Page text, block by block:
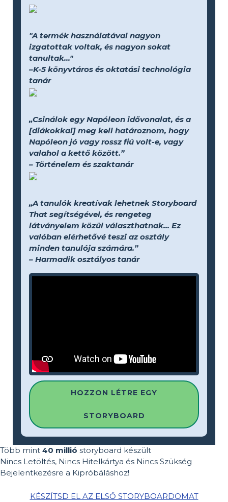
"A termék használatával nagyon
izgatottak voltak, és nagyon sokat
tanultak..."
–K-5 könyvtáros és oktatási technológia
tanár
„Csinálok egy Napóleon idővonalat, és a
[diákokkal] meg kell határoznom, hogy
Napóleon jó vagy rossz fiú volt-e, vagy
valahol a kettő között.”
– Történelem és szaktanár
„A tanulók kreatívak lehetnek Storyboard
That segítségével, és rengeteg
látványelem közül választhatnak... Ez
valóban elérhetővé teszi az osztály
minden tanulója számára.”
– Harmadik osztályos tanár
HOZZON LÉTRE EGY
STORYBOARD
Több mint 40 millió storyboard készült
Nincs Letöltés, Nincs Hitelkártya és Nincs Szükség
Bejelentkezésre a Kipróbáláshoz!
KÉSZÍTSD EL AZ ELSŐ STORYBOARDOMAT